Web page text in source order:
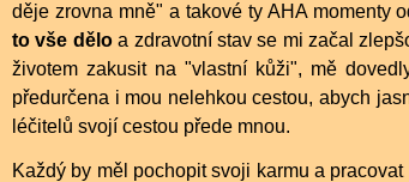
děje zrovna mně" a takové ty AHA momenty
to vše děloa zdravotní stav se mi začal
životem zakusit na "vlastní kůži", mě
předurčena i mou nelehkou cestou, abych
léčitelů svojí cestou přede mnou.
Každý by měl pochopit svoji karmu a